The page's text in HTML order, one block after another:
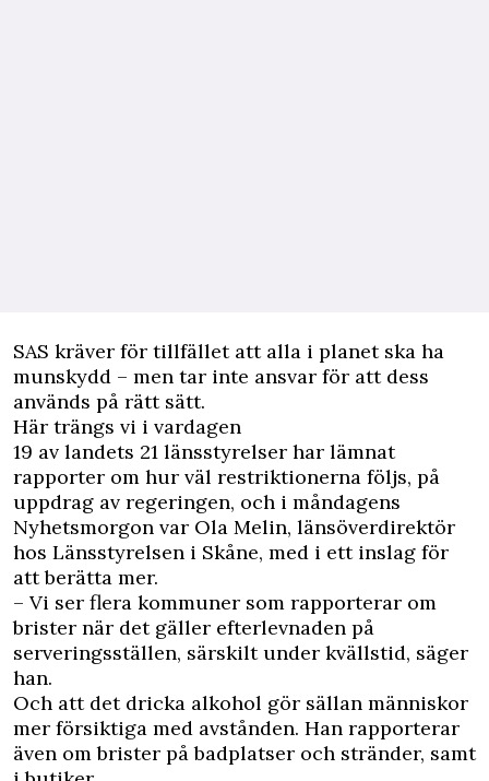
SAS kräver för tillfället att alla i planet ska ha
munskydd – men tar inte ansvar för att dess
används på rätt sätt.
Här trängs vi i vardagen
19 av landets 21 länsstyrelser har lämnat
rapporter om hur väl restriktionerna följs, på
uppdrag av regeringen, och i måndagens
Nyhetsmorgon var Ola Melin, länsöverdirektör
hos Länsstyrelsen i Skåne, med i ett inslag för
att berätta mer.
– Vi ser flera kommuner som rapporterar om
brister när det gäller efterlevnaden på
serveringsställen, särskilt under kvällstid, säger
han.
Och att det dricka alkohol gör sällan människor
mer försiktiga med avstånden. Han rapporterar
även om brister på badplatser och stränder, samt